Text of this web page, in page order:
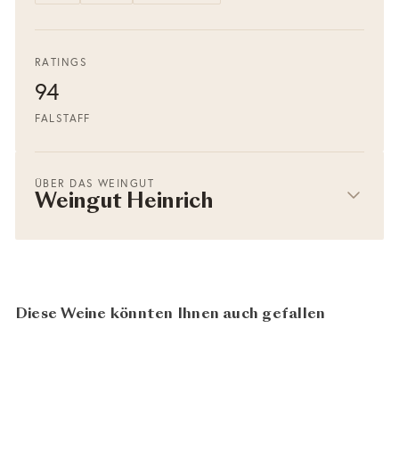
RATINGS
94
FALSTAFF
ÜBER DAS WEINGUT
Weingut Heinrich
Diese Weine könnten Ihnen auch gefallen